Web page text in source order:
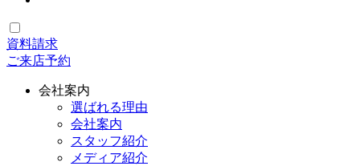
資料請求
ご来店予約
会社案内
選ばれる理由
会社案内
スタッフ紹介
メディア紹介